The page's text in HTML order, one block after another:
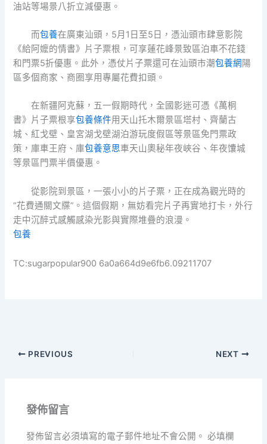
油站等場景八折立減優惠。
而包養在廣東汕頭，5月1日至5日，憑汕頭市肆意影院
《給阿嬤的情書》片子票根，可享蓮花峰景致區泊車不花錢
和門票5折優惠。此外，憑仗片子票還可在汕頭市潮包養網 陽
區多個商家、商圈享用專屬花費扣頭。
在新疆阿克蘇，五一假期時代，全國影迷可憑《萬桐
書》片子票根享包養條件用天山托木爾景區塔村、齊蘭古
城、紅戈壁、皇宮湖戈壁湖泊游玩度假區等景區免門票政
策，庫車王府、庫包養意思車天山奧秘年夜峽谷、年夜馕城
等景區門票半價優惠。
從影院到景區，一張小小的片子票，正在成為觀光時的
“花費通關文牒”。這個假期，無妨看完片子再實地打卡，外行
走中沉醉式感觸感染光影與實際堆疊的浪漫。
包養
TC:sugarpopular900 6a0a664d9e6fb6.09211707
PREVIOUS NEXT
發佈留言
發佈留言必須填寫的電子郵件地址不會公開。 必填欄